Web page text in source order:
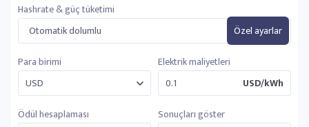
Hashrate & güç tüketimi
Otomatik dolumlu
Özel ayarlar
Para birimi
Elektrik maliyetleri
USD/kWh
Ödül hesaplaması
Sonuçları göster